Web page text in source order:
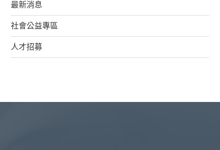
最新消息
社會公益專區
人才招募